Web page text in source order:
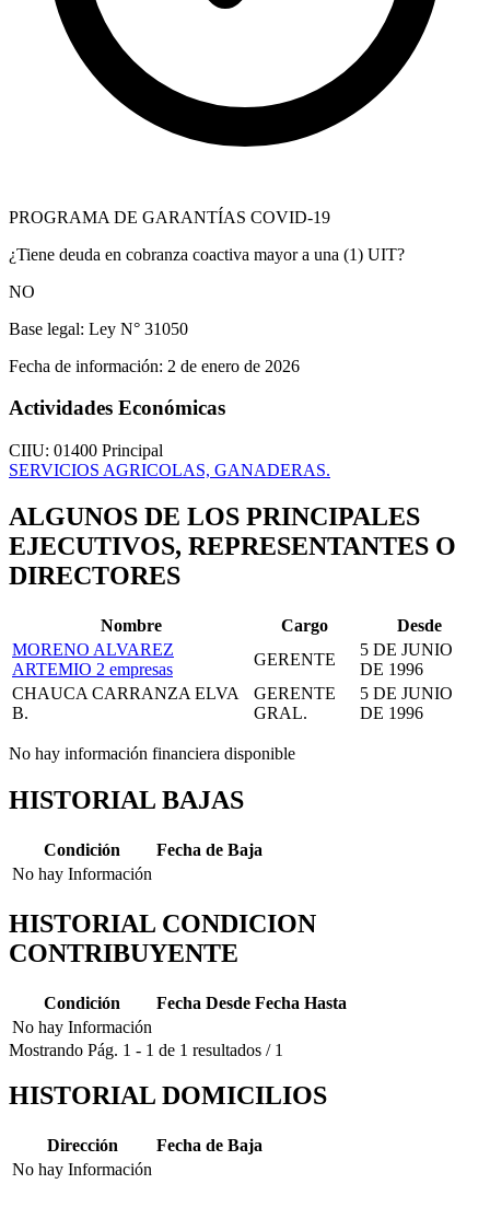
PROGRAMA DE GARANTÍAS COVID-19
¿Tiene deuda en cobranza coactiva mayor a una (1) UIT?
NO
Base legal: Ley N° 31050
Fecha de información: 2 de enero de 2026
Actividades Económicas
CIIU: 01400 Principal
SERVICIOS AGRICOLAS, GANADERAS.
ALGUNOS DE LOS PRINCIPALES
EJECUTIVOS, REPRESENTANTES O
DIRECTORES
Nombre Cargo
Desde
MORENO ALVAREZ
ARTEMIO 2 empresas
GERENTE
5 DE JUNIO
DE 1996
CHAUCA CARRANZA ELVA
B.
GERENTE
GRAL.
5 DE JUNIO
DE 1996
No hay información financiera disponible
HISTORIAL BAJAS
Condición
Fecha de Baja
No hay Información
HISTORIAL CONDICION
CONTRIBUYENTE
Condición Fecha Desde Fecha Hasta
No hay Información
Mostrando Pág. 1 - 1 de 1 resultados / 1
HISTORIAL DOMICILIOS
Dirección
Fecha de Baja
No hay Información